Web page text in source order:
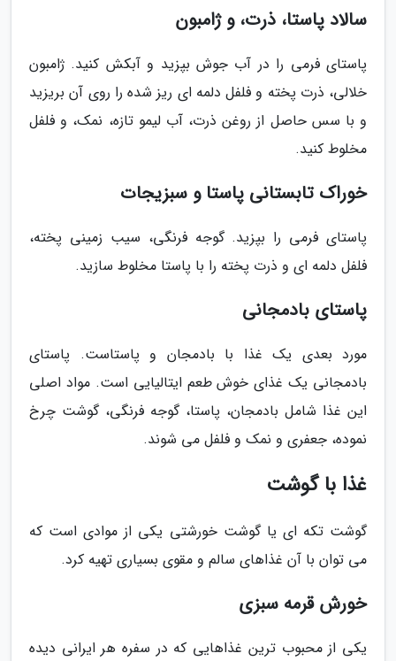
سالاد پاستا، ذرت، و ژامبون
پاستای فرمی را در آب جوش بپزید و آبکش کنید. ژامبون
خلالی، ذرت پخته و فلفل دلمه ای ریز شده را روی آن بریزید
و با سس حاصل از روغن ذرت، آب لیمو تازه، نمک، و فلفل
مخلوط کنید.
خوراک تابستانی پاستا و سبزیجات
پاستای فرمی را بپزید. گوجه فرنگی، سیب زمینی پخته،
فلفل دلمه ای و ذرت پخته را با پاستا مخلوط سازید.
پاستای بادمجانی
مورد بعدی یک غذا با بادمجان و پاستاست. پاستای
بادمجانی یک غذای خوش طعم ایتالیایی است. مواد اصلی
این غذا شامل بادمجان، پاستا، گوجه فرنگی، گوشت چرخ
نموده، جعفری و نمک و فلفل می شوند.
غذا با گوشت
گوشت تکه ای یا گوشت خورشتی یکی از موادی است که
می توان با آن غذاهای سالم و مقوی بسیاری تهیه کرد.
خورش قرمه سبزی
یکی از محبوب ترین غذاهایی که در سفره هر ایرانی دیده